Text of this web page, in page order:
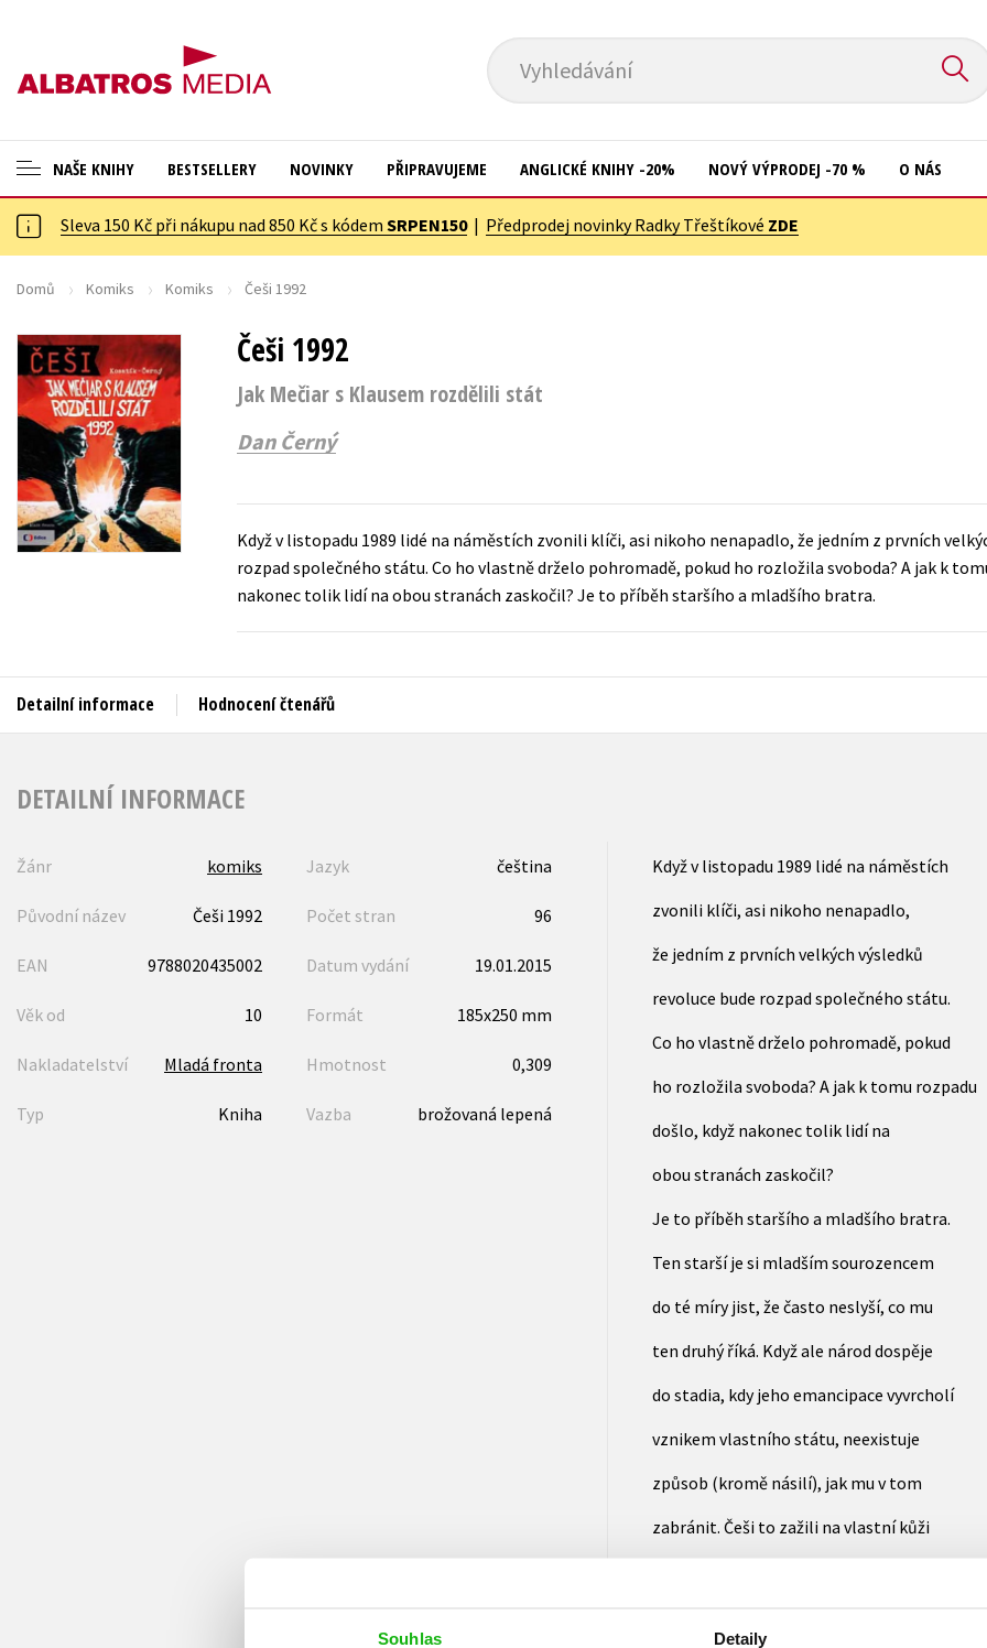
Souhlas Detaily
Vyhledávání
NAŠE KNIHY
ANGLICKÉ KNIHY -20 %
NOVÝ VÝPRODEJ -70 %
ASTERIX S DÁRKEM
🎁DÁRKOVÉ PUBLIKACE
✉️ DÁRKOVÉ POUKAZY
Auto - moto
Beletrie pro děti
Cestování
Dárkové publikace
Digitální fotografie
Esoterika a duchovní svět
Historie a military
Jazyky
Kalendáře
Populárně - naučná pro dospělé
Populárně - naučné pro děti
Předškoláci
Příroda a zahrada
Young adult (SK)
Zahraniční literatura
Všechny tituly
BESTSELLERY NOVINKY PŘIPRAVUJEME ANGLICKÉ KNIHY -20% NOVÝ VÝPRODEJ -70 % O NÁS
Sleva 150 Kč při nákupu nad 850 Kč s kódem SRPEN150| Předprodej novinky Radky Třeštíkové ZDE
Domů Komiks Komiks Češi 1992
Češi 1992
Jak Mečiar s Klausem rozdělili stát
Dan Černý
Když v listopadu 1989 lidé na náměstích zvonili klíči, asi nikoho nenapadlo, že jedním z prvních
rozpad společného státu. Co ho vlastně drželo pohromadě, pokud ho rozložila svoboda? A jak k
nakonec tolik lidí na obou stranách zaskočil? Je to příběh staršího a mladšího bratra.
Detailní informace Hodnocení čtenářů
DETAILNÍ INFORMACE
Žánr komiks Jazyk čeština
Původní název Češi 1992 Počet stran 96
EAN 9788020435002 Datum vydání 19.01.2015
Věk od 10 Formát 185x250 mm
Nakladatelství Mladá fronta Hmotnost 0,309
Typ Kniha Vazba brožovaná lepená
Když v listopadu 1989 lidé na náměstích
zvonili klíči, asi nikoho nenapadlo,
že jedním z prvních velkých výsledků
revoluce bude rozpad společného státu.
Co ho vlastně drželo pohromadě, pokud
ho rozložila svoboda? A jak k tomu rozpadu
došlo, když nakonec tolik lidí na
obou stranách zaskočil?
Je to příběh staršího a mladšího bratra.
Ten starší je si mladším sourozencem
do té míry jist, že často neslyší, co mu
ten druhý říká. Když ale národ dospěje
do stadia, kdy jeho emancipace vyvrcholí
vznikem vlastního státu, neexistuje
způsob (kromě násilí), jak mu v tom
zabránit. Češi to zažili na vlastní kůži